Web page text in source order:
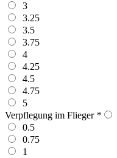
3
3.25
3.5
3.75
4
4.25
4.5
4.75
5
Verpflegung im Flieger *
0.5
0.75
1